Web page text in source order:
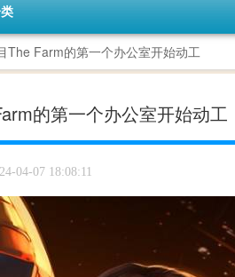
The Farm的第一个办公室开始动工
的第一个办公室开始动工
04-07 18:08:11